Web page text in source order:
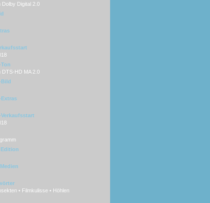
Dolby Digital 2.0
DTS-HD MA 2.0
Bild
• Filmkulisse • Höhlen